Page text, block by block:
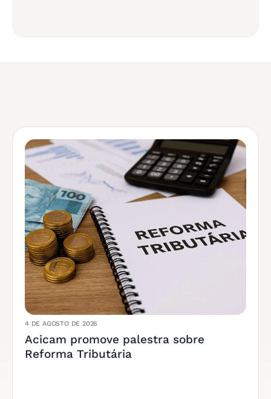
4 DE AGOSTO DE 2026
Acicam promove palestra sobre
Reforma Tributária